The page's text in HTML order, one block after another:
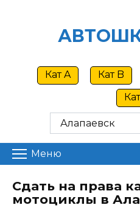
Кат A Кат B
Меню
Сдать на права
мотоциклы в